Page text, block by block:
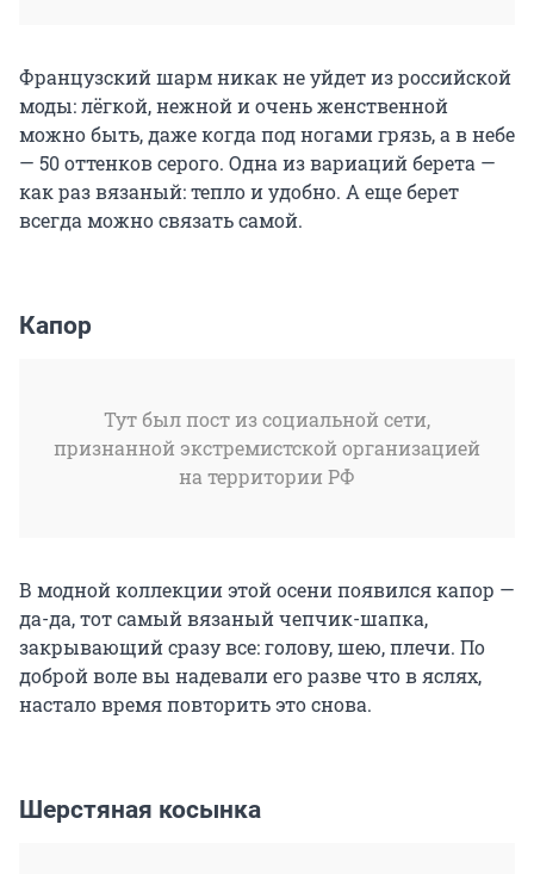
Французский шарм никак не уйдет из российской
моды: лёгкой, нежной и очень женственной
можно быть, даже когда под ногами грязь, а в небе
— 50 оттенков серого. Одна из вариаций берета —
как раз вязаный: тепло и удобно. А еще берет
всегда можно связать самой.
Капор
Тут был пост из социальной сети,
признанной экстремистской организацией
на территории РФ
В модной коллекции этой осени появился капор —
да-да, тот самый вязаный чепчик-шапка,
закрывающий сразу все: голову, шею, плечи. По
доброй воле вы надевали его разве что в яслях,
настало время повторить это снова.
Шерстяная косынка